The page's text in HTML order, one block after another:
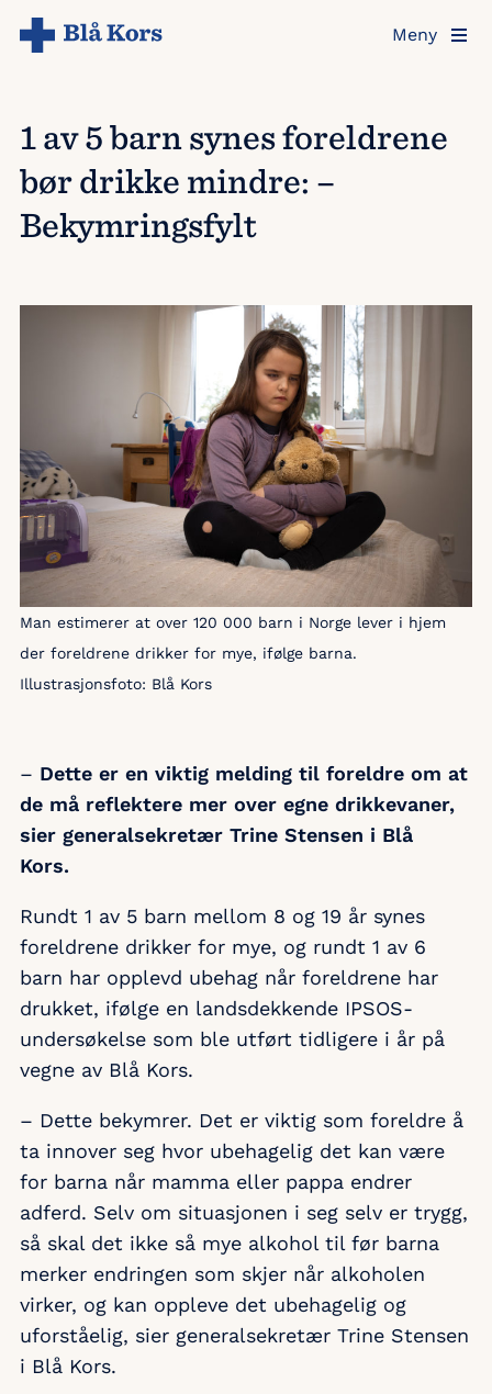
Hopp
Meny
1 av 5 barn synes foreldrene
bør drikke mindre: –
Bekymringsfylt
Man estimerer at over 120 000 barn i Norge lever i hjem
der foreldrene drikker for mye, ifølge barna.
Illustrasjonsfoto: Blå Kors
– Dette er en viktig melding til foreldre om at
de må reflektere mer over egne drikkevaner,
sier generalsekretær Trine Stensen i Blå
Kors.
Rundt 1 av 5 barn mellom 8 og 19 år synes
foreldrene drikker for mye, og rundt 1 av 6
barn har opplevd ubehag når foreldrene har
drukket, ifølge en landsdekkende IPSOS-
undersøkelse som ble utført tidligere i år på
vegne av Blå Kors.
– Dette bekymrer. Det er viktig som foreldre å
ta innover seg hvor ubehagelig det kan være
for barna når mamma eller pappa endrer
adferd. Selv om situasjonen i seg selv er trygg,
så skal det ikke så mye alkohol til før barna
merker endringen som skjer når alkoholen
virker, og kan oppleve det ubehagelig og
uforståelig, sier generalsekretær Trine Stensen
i Blå Kors.